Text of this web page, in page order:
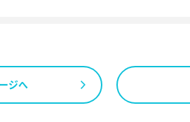
ジへ